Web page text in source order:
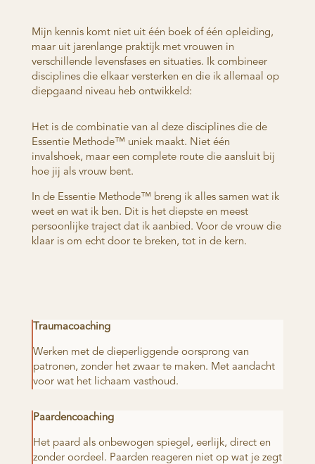
Mijn kennis komt niet uit één boek of één opleiding,
maar uit jarenlange praktijk met vrouwen in
verschillende levensfases en situaties. Ik combineer
disciplines die elkaar versterken en die ik allemaal op
diepgaand niveau heb ontwikkeld:
Het is de combinatie van al deze disciplines die de
Essentie Methode™ uniek maakt. Niet één
invalshoek, maar een complete route die aansluit bij
hoe jij als vrouw bent.
In de Essentie Methode™ breng ik alles samen wat ik
weet en wat ik ben. Dit is het diepste en meest
persoonlijke traject dat ik aanbied. Voor de vrouw die
klaar is om echt door te breken, tot in de kern.
Traumacoaching
Werken met de dieperliggende oorsprong van
patronen, zonder het zwaar te maken. Met aandacht
voor wat het lichaam vasthoud.
Paardencoaching
Het paard als onbewogen spiegel, eerlijk, direct en
zonder oordeel. Paarden reageren niet op wat je zegt